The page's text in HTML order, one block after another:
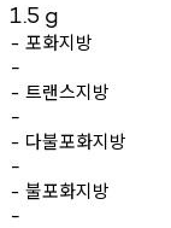
1.5 g
- 포화지방
-
- 트랜스지방
-
- 다불포화지방
-
- 불포화지방
-